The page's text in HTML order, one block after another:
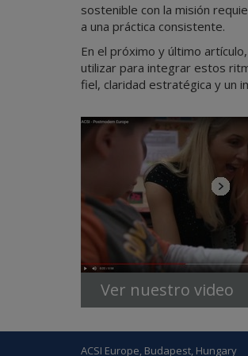
sostenible con la misión
a una práctica consistente.
En el próximo y último
utilizar para integrar estos
fiel, claridad estratégica y un
Ver nuestro video
ACSI Europe, Budapest, Hungary